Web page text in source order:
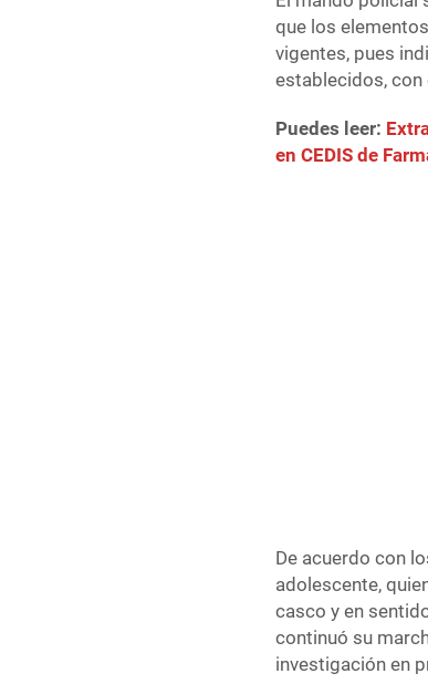
que los
vigentes, pues
establecidos, con
Puedes leer:
en CEDIS de
De acuerdo con
adolescente,
casco y en
continuó su
investigación en